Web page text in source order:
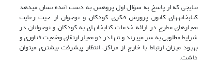
نتایجی که از پاسخ به سؤال اول پژوهش به دست آمده نشان می‎دهد
کتابخانه‎های ‎کانون پرورش فکری کودکان و نوجوان از حیث رعایت
معیارهای مطرح در ارائه خدمات کتابخانه­ای به کودکان و نوجوانان در
شرایط مطلوبی به سر می‎برند و تنها در دو معیار ارتقای وضعیت فناوری و
بهبود میزان ارتباط با خارج از مراکز، انتظار پیشرفت بیشتری می‎توان
داشت.